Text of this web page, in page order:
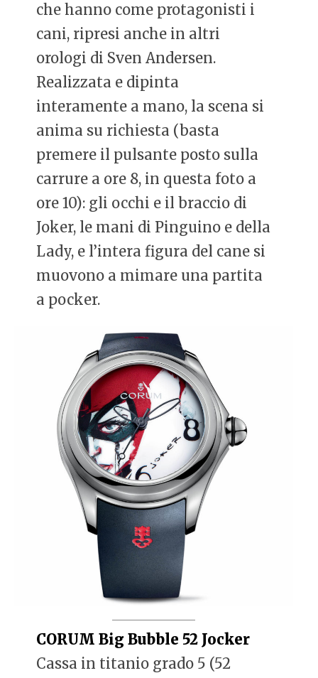
che hanno come protagonisti i
cani, ripresi anche in altri
orologi di Sven Andersen.
Realizzata e dipinta
interamente a mano, la scena si
anima su richiesta (basta
premere il pulsante posto sulla
carrure a ore 8, in questa foto a
ore 10): gli occhi e il braccio di
Joker, le mani di Pinguino e della
Lady, e l’intera figura del cane si
muovono a mimare una partita
a pocker.
CORUM Big Bubble 52 Jocker
Cassa in titanio grado 5 (52